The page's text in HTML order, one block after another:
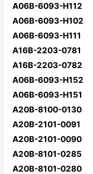
A06B-6093-H112
A06B-6093-H102
A06B-6093-H111
A16B-2203-0781
A16B-2203-0782
A06B-6093-H152
A06B-6093-H151
A20B-8100-0130
A20B-2101-0091
A20B-2101-0090
A20B-8101-0285
A20B-8101-0280